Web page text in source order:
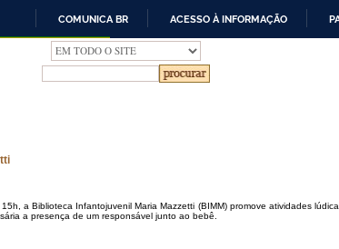
IR
PARA
O
CONTEÚDO
COMUNICA BR ACESSO À INFORMAÇÃO
a Biblioteca Infantojuvenil Maria Mazzetti (BIMM) promove atividades
a presença de um responsável junto ao bebê.